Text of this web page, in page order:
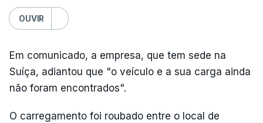
OUVIR
Em comunicado, a empresa, que tem sede na
Suíça, adiantou que "o veículo e a sua carga ainda
não foram encontrados".
O carregamento foi roubado entre o local de